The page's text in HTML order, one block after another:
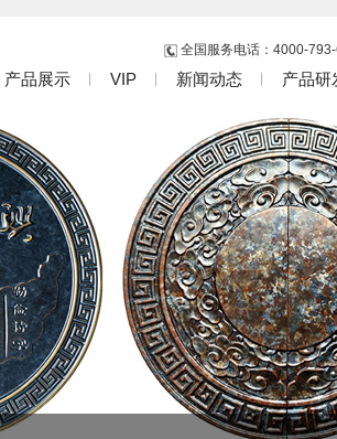
全国服务电话：4000-
产品展示 VIP 新闻动态 产品研